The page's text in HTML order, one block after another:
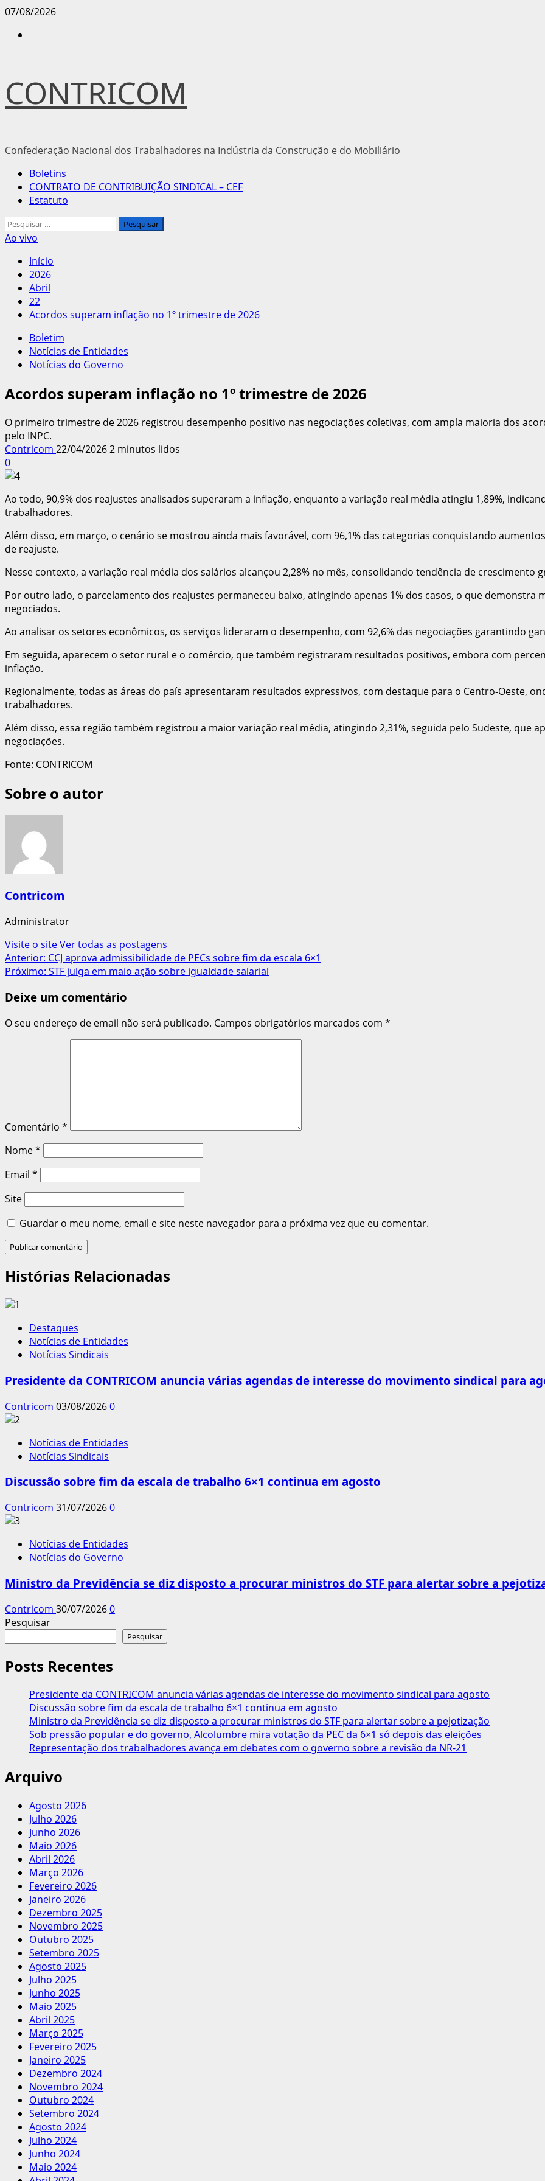
Avançar
07/08/2026
CONTRICOM
Confederação Nacional dos Trabalhadores na Indústria da Construção e do Mobiliário
Menu
principal
Boletins
CONTRATO DE CONTRIBUIÇÃO SINDICAL – CEF
Estatuto
Pesquisar
por:
Ao vivo
Início
2026
Abril
22
Acordos superam inflação no 1º trimestre de 2026
Boletim
Notícias de Entidades
Notícias do Governo
Acordos superam inflação no 1º trimestre de 2026
O primeiro trimestre de 2026 registrou desempenho positivo nas negociações coletivas, com ampla maioria dos
pelo INPC.
Contricom 22/04/20262 minutos lidos
0
Ao todo, 90,9% dos reajustes analisados superaram a inflação, enquanto a variação real média atingiu 1,89%,
trabalhadores.
Além disso, em março, o cenário se mostrou ainda mais favorável, com 96,1% das categorias conquistando
de reajuste.
Nesse contexto, a variação real média dos salários alcançou 2,28% no mês, consolidando tendência de crescimento
Por outro lado, o parcelamento dos reajustes permaneceu baixo, atingindo apenas 1% dos casos, o que
negociados.
Ao analisar os setores econômicos, os serviços lideraram o desempenho, com 92,6% das negociações garantindo
Em seguida, aparecem o setor rural e o comércio, que também registraram resultados positivos, embora com
inflação.
Regionalmente, todas as áreas do país apresentaram resultados expressivos, com destaque para o Centro-Oeste,
trabalhadores.
Além disso, essa região também registrou a maior variação real média, atingindo 2,31%, seguida pelo Sudeste, que
negociações.
Fonte: CONTRICOM
Sobre o autor
Contricom
Administrator
Visite o siteVer todas as postagens
Navegação
de
artigos
Anterior: CCJ aprova admissibilidade de PECs sobre fim da escala 6×1
Próximo: STF julga em maio ação sobre igualdade salarial
Deixe um comentário
O seu endereço de email não será publicado. Campos obrigatórios marcados com *
Comentário *
Nome*
Email *
Site
Guardar o meu nome, email e site neste navegador para a próxima vez que eu comentar.
Histórias Relacionadas
Destaques
Notícias de Entidades
Notícias Sindicais
Presidente da CONTRICOM anuncia várias agendas de interesse do movimento sindical para
Contricom 03/08/20260
Notícias de Entidades
Notícias Sindicais
Discussão sobre fim da escala de trabalho 6×1 continua em agosto
Contricom 31/07/20260
Notícias de Entidades
Notícias do Governo
Ministro da Previdência se diz disposto a procurar ministros do STF para alertar sobre a
Contricom 30/07/20260
Pesquisar
Pesquisar
Posts Recentes
Presidente da CONTRICOM anuncia várias agendas de interesse do movimento sindical para agosto
Discussão sobre fim da escala de trabalho 6×1 continua em agosto
Ministro da Previdência se diz disposto a procurar ministros do STF para alertar sobre a pejotização
Sob pressão popular e do governo, Alcolumbre mira votação da PEC da 6×1 só depois das eleições
Representação dos trabalhadores avança em debates com o governo sobre a revisão da NR-21
Arquivo
Agosto 2026
Julho 2026
Junho 2026
Maio 2026
Abril 2026
Março 2026
Fevereiro 2026
Janeiro 2026
Dezembro 2025
Novembro 2025
Outubro 2025
Setembro 2025
Agosto 2025
Julho 2025
Junho 2025
Maio 2025
Abril 2025
Março 2025
Fevereiro 2025
Janeiro 2025
Dezembro 2024
Novembro 2024
Outubro 2024
Setembro 2024
Agosto 2024
Julho 2024
Junho 2024
Maio 2024